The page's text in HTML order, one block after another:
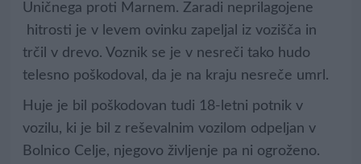
Uničnega proti Marnem. Zaradi neprilagojene
hitrosti je v levem ovinku zapeljal iz vozišča in
trčil v drevo. Voznik se je v nesreči tako hudo
telesno poškodoval, da je na kraju nesreče umrl.
Huje je bil poškodovan tudi 18-letni potnik v
vozilu, ki je bil z reševalnim vozilom odpeljan v
Bolnico Celje, njegovo življenje pa ni ogroženo.